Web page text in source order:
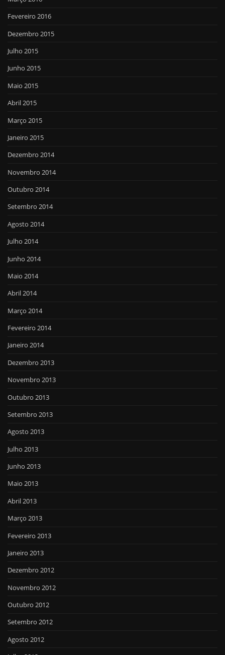
Fevereiro 2016
Dezembro 2015
Julho 2015
Junho 2015
Maio 2015
Abril 2015
Março 2015
Janeiro 2015
Dezembro 2014
Novembro 2014
Outubro 2014
Setembro 2014
Agosto 2014
Julho 2014
Junho 2014
Maio 2014
Abril 2014
Março 2014
Fevereiro 2014
Janeiro 2014
Dezembro 2013
Novembro 2013
Outubro 2013
Setembro 2013
Agosto 2013
Julho 2013
Junho 2013
Maio 2013
Abril 2013
Março 2013
Fevereiro 2013
Janeiro 2013
Dezembro 2012
Novembro 2012
Outubro 2012
Setembro 2012
Agosto 2012